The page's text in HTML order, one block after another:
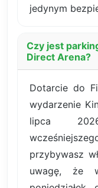
jedynym
Czy jest
Direct Arena?
Dotarcie do
wydarzenie
lipca
przybywasz
uwagę, że